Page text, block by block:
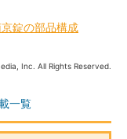
京錠の部品構成
Inc. All Rights Reserved.
一覧